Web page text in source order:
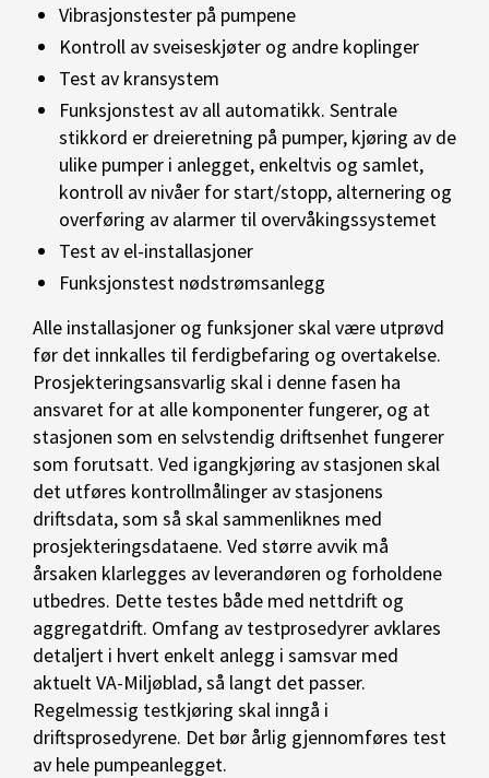
Vibrasjonstester på pumpene
Kontroll av sveiseskjøter og andre koplinger
Test av kransystem
Funksjonstest av all automatikk. Sentrale
stikkord er dreieretning på pumper, kjøring av de
ulike pumper i anlegget, enkeltvis og samlet,
kontroll av nivåer for start/stopp, alternering og
overføring av alarmer til overvåkingssystemet
Test av el-installasjoner
Funksjonstest nødstrømsanlegg
Alle installasjoner og funksjoner skal være utprøvd
før det innkalles til ferdigbefaring og overtakelse.
Prosjekteringsansvarlig skal i denne fasen ha
ansvaret for at alle komponenter fungerer, og at
stasjonen som en selvstendig driftsenhet fungerer
som forutsatt. Ved igangkjøring av stasjonen skal
det utføres kontrollmålinger av stasjonens
driftsdata, som så skal sammenliknes med
prosjekteringsdataene. Ved større avvik må
årsaken klarlegges av leverandøren og forholdene
utbedres. Dette testes både med nettdrift og
aggregatdrift. Omfang av testprosedyrer avklares
detaljert i hvert enkelt anlegg i samsvar med
aktuelt VA-Miljøblad, så langt det passer.
Regelmessig testkjøring skal inngå i
driftsprosedyrene. Det bør årlig gjennomføres test
av hele pumpeanlegget.